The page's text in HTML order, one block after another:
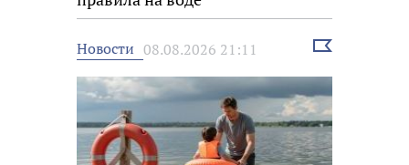
Новости 08.08.2026 21:11
Выбрать